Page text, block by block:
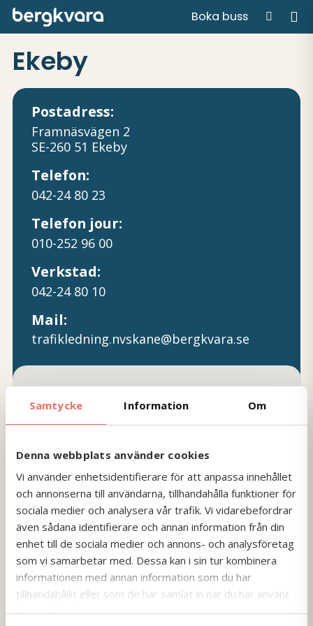
Samtycke Information Om
Denna webbplats använder cookies
Vi använder enhetsidentifierare för att anpassa innehållet
och annonserna till användarna, tillhandahålla funktioner för
sociala medier och analysera vår trafik. Vi vidarebefordrar
även sådana identifierare och annan information från din
enhet till de sociala medier och annons- och analysföretag
som vi samarbetar med. Dessa kan i sin tur kombinera
informationen med annan information som du har
tillhandahållit eller som de har samlat in när du har använt
deras tjänster.
Boka buss
Hem/ Ekeby
Ekeby
Postadress:
Framnäsvägen 2
SE-260 51 Ekeby
Telefon:
042-24 80 23
Telefon jour:
010-252 96 00
Verkstad:
042-24 80 10
Mail:
trafikledning.nvskane@bergkvara.se
Vägbeskrivning